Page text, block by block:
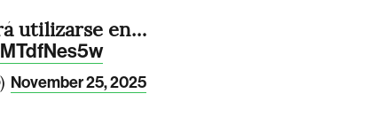
utilizarse en…
November 25, 2025